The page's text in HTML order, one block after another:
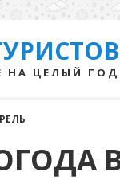
НА ЦЕЛЫЙ ГОД